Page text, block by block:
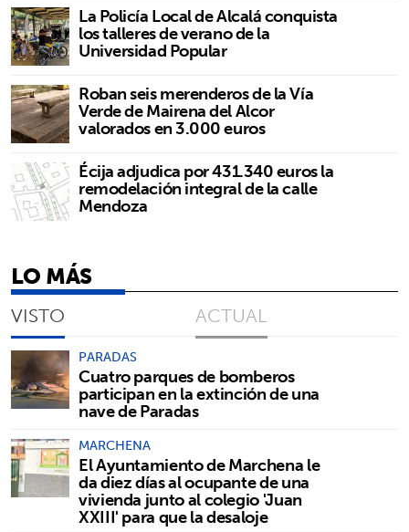
La Policía Local de Alcalá conquista
los talleres de verano de la
Universidad Popular
Roban seis merenderos de la Vía
Verde de Mairena del Alcor
valorados en 3.000 euros
Écija adjudica por 431.340 euros la
remodelación integral de la calle
Mendoza
LO MÁS
VISTO ACTUAL
PARADAS
Cuatro parques de bomberos
participan en la extinción de una
nave de Paradas
MARCHENA
El Ayuntamiento de Marchena le
da diez días al ocupante de una
vivienda junto al colegio 'Juan
XXIII' para que la desaloje